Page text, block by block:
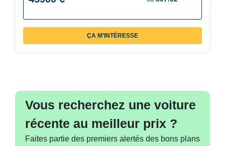
ÇA M’INTÉRESSE
Vous recherchez une voiture
récente au meilleur prix ?
Faites partie des premiers alertés des bons plans